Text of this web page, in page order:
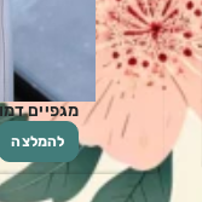
מגפיים
להמלצה